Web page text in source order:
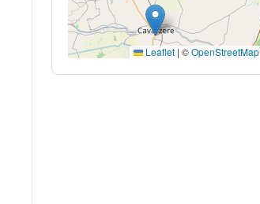
Leaflet | ©OpenStreetMap